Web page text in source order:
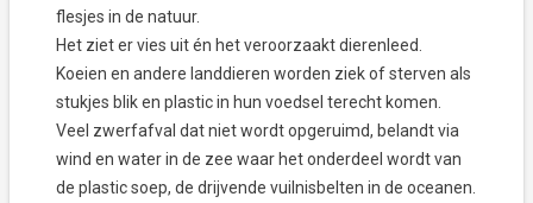
flesjes in de natuur.
Het ziet er vies uit én het veroorzaakt dierenleed.
Koeien en andere landdieren worden ziek of sterven als
stukjes blik en plastic in hun voedsel terecht komen.
Veel zwerfafval dat niet wordt opgeruimd, belandt via
wind en water in de zee waar het onderdeel wordt van
de plastic soep, de drijvende vuilnisbelten in de oceanen.